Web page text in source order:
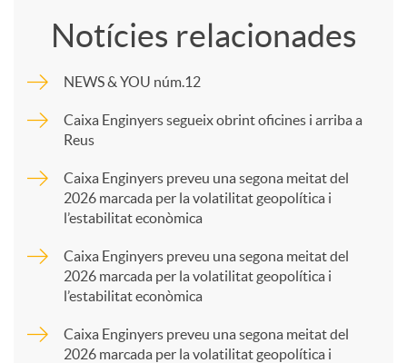
p
a
Notícies relacionades
NEWS & YOU núm.12
Caixa Enginyers segueix obrint oficines i arriba a
Reus
Caixa Enginyers preveu una segona meitat del
2026 marcada per la volatilitat geopolítica i
l’estabilitat econòmica
Caixa Enginyers preveu una segona meitat del
2026 marcada per la volatilitat geopolítica i
l’estabilitat econòmica
Caixa Enginyers preveu una segona meitat del
2026 marcada per la volatilitat geopolítica i